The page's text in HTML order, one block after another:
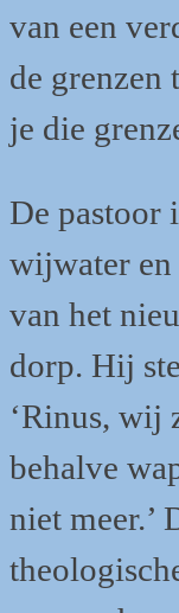
van een
de grenzen
je die
De pastoor
wijwater en
van het
dorp. Hij
‘Rinus, wij
behalve
niet meer.’